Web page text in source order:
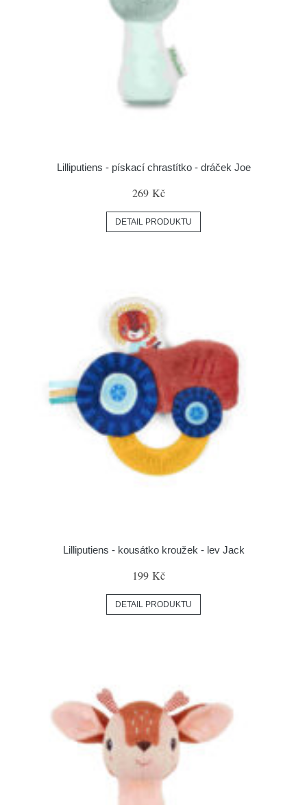
Lilliputiens - pískací chrastítko - dráček Joe
269 Kč
DETAIL PRODUKTU
Lilliputiens - kousátko kroužek - lev Jack
199 Kč
DETAIL PRODUKTU